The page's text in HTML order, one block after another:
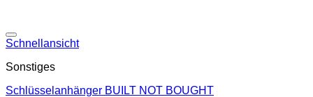
Schnellansicht
Sonstiges
Schlüsselanhänger BUILT NOT BOUGHT